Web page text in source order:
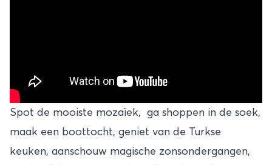
Spot de mooiste mozaïek, ga shoppen in de soek,
maak een boottocht, geniet van de Turkse
keuken, aanschouw magische zonsondergangen,